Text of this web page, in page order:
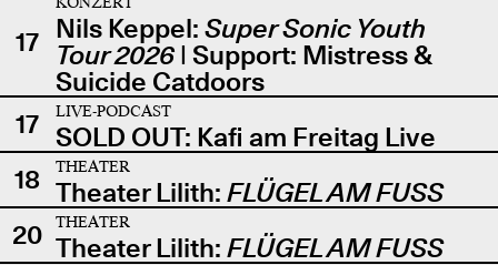
17 Nils Keppel: Super Sonic Youth
Tour 2026| Support: Mistress &
Suicide Catdoors
17
LIVE-PODCAST
SOLD OUT: Kafi am Freitag Live
18
THEATER
Theater Lilith: FLÜGEL AM FUSS
20
THEATER
Theater Lilith: FLÜGEL AM FUSS